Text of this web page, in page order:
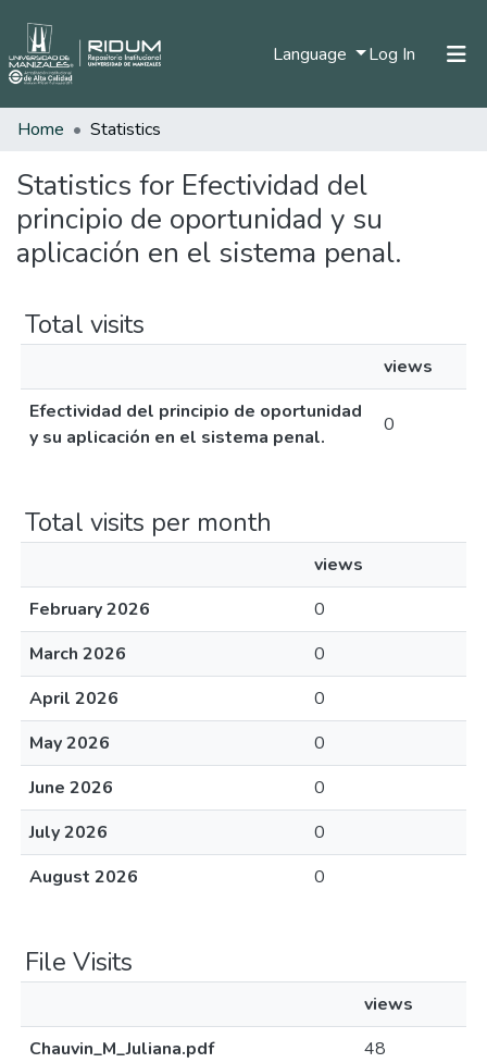
Language Log In (current)
Communities & Collections
All of DSpace
Home Statistics
Statistics for Efectividad del
principio de oportunidad y su
aplicación en el sistema penal.
Total visits
views
Efectividad del principio de oportunidad
y su aplicación en el sistema penal.
0
Total visits per month
views
February 2026
0
March 2026
0
April 2026
0
May 2026
0
June 2026
0
July 2026
0
August 2026
0
File Visits
views
Chauvin_M_Juliana.pdf
48